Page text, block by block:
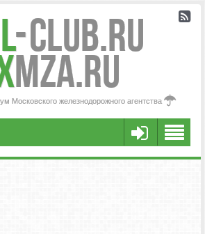
-Club.RU
MZA.RU
Московского железнодорожного агентства